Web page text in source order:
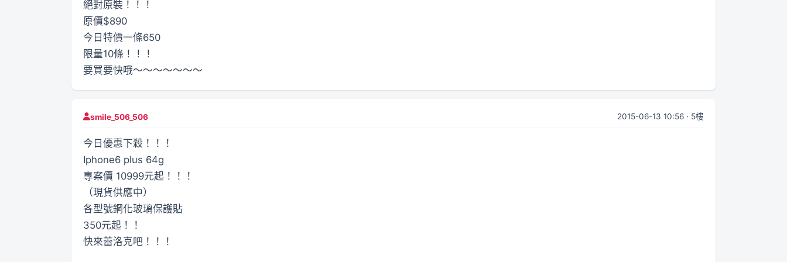
絕對原裝！！！
原價$890
今日特價一條650
限量10條！！！
要買要快哦～～～～～～～
smile_506_506 2015-06-13 10:56 · 5樓
今日優惠下殺！！！
Iphone6 plus 64g
專案價 10999元起！！！
（現貨供應中）
各型號鋼化玻璃保護貼
350元起！！
快來蕾洛克吧！！！